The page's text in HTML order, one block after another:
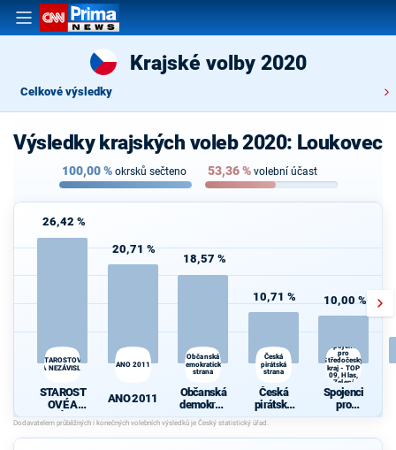
Krajské volby 2020
Celkové výsledky
Výsledky krajských voleb 2020: Loukovec
100,00% okrsků sečteno 53,36% volební účast
26,42 %
STAROSTOVÉ
A NEZÁVISLÍ
STAROST
OVÉ A
NEZÁVISL
Í
20,71 %
ANO 2011
ANO 2011
18,57 %
Občanská
demokratická
strana
Občanská
demokrati
cká strana
10,71 %
Česká
pirátská
strana
Česká
pirátská
strana
10,00 %
Spojenci
pro
Středočeský
kraj - TOP
09, Hlas,
Zelení
Spojenci
pro
Středočes
TOP 09,